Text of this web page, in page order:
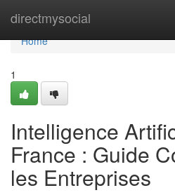
directmysocial
Home
Home
1
Intelligence
France : Guide
les Entreprises